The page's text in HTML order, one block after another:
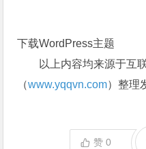
下载WordPress主题
以上内容均来源于互
（www.yqqvn.com）整理
赞0